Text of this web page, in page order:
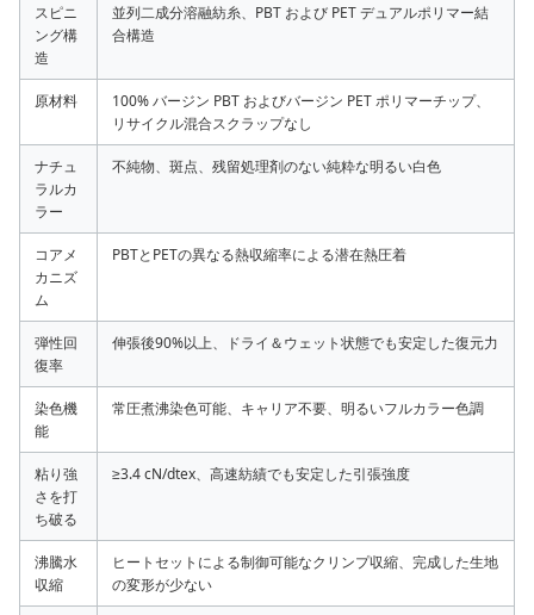
スピニ
ング構
造
並列二成分溶融紡糸、PBT および PET デュアルポリマー結
合構造
原材料
100% バージン PBT およびバージン PET ポリマーチップ、
リサイクル混合スクラップなし
ナチュ
ラルカ
ラー
不純物、斑点、残留処理剤のない純粋な明るい白色
コアメ
カニズ
ム
PBTとPETの異なる熱収縮率による潜在熱圧着
弾性回
復率
伸張後90%以上、ドライ＆ウェット状態でも安定した復元力
染色機
能
常圧煮沸染色可能、キャリア不要、明るいフルカラー色調
粘り強
さを打
ち破る
≥3.4 cN/dtex、高速紡績でも安定した引張強度
沸騰水
収縮
ヒートセットによる制御可能なクリンプ収縮、完成した生地
の変形が少ない